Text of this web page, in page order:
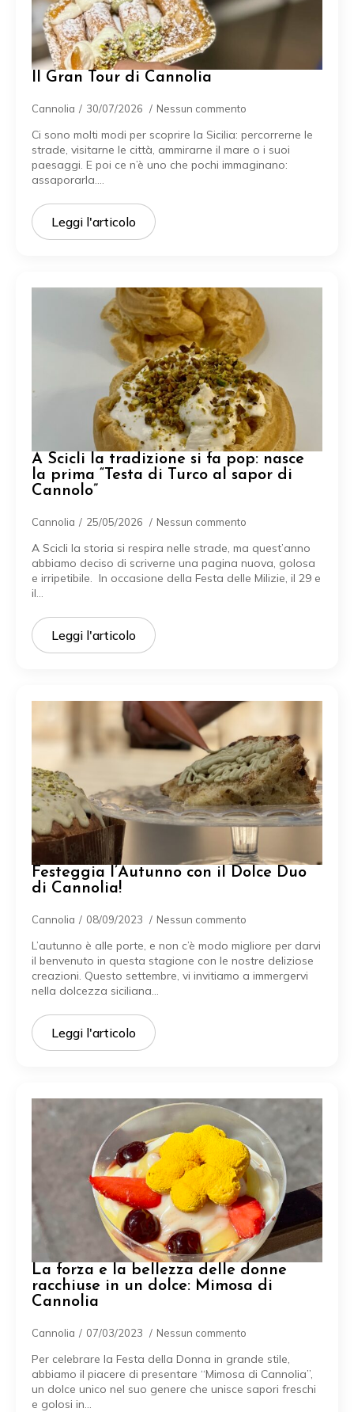
Il Gran Tour di Cannolia
Cannolia 30/07/2026 Nessun commento
Ci sono molti modi per scoprire la Sicilia: percorrerne le
strade, visitarne le città, ammirarne il mare o i suoi
paesaggi. E poi ce n’è uno che pochi immaginano:
assaporarla.…
Leggi l'articolo
A Scicli la tradizione si fa pop: nasce
la prima “Testa di Turco al sapor di
Cannolo”
Cannolia 25/05/2026 Nessun commento
A Scicli la storia si respira nelle strade, ma quest’anno
abbiamo deciso di scriverne una pagina nuova, golosa
e irripetibile. In occasione della Festa delle Milizie, il 29 e
il…
Leggi l'articolo
Festeggia l’Autunno con il Dolce Duo
di Cannolia!
Cannolia 08/09/2023 Nessun commento
L’autunno è alle porte, e non c’è modo migliore per darvi
il benvenuto in questa stagione con le nostre deliziose
creazioni. Questo settembre, vi invitiamo a immergervi
nella dolcezza siciliana…
Leggi l'articolo
La forza e la bellezza delle donne
racchiuse in un dolce: Mimosa di
Cannolia
Cannolia 07/03/2023 Nessun commento
Per celebrare la Festa della Donna in grande stile,
abbiamo il piacere di presentare “Mimosa di Cannolia”,
un dolce unico nel suo genere che unisce sapori freschi
e golosi in…